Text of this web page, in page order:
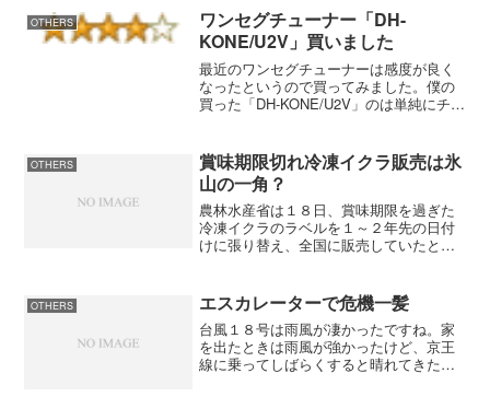
OTHERS
ワンセグチューナー「DH-
KONE/U2V」買いました
最近のワンセグチューナーは感度が良く
なったというので買ってみました。僕の
買った「DH-KONE/U2V」のは単純にチュ
ＧＢのメモリが付いています。使ってみ
て...
OTHERS
賞味期限切れ冷凍イクラ販売は氷
山の一角？
農林水産省は１８日、賞味期限を過ぎた
冷凍イクラのラベルを１～２年先の日付
けに張り替え、全国に販売していたとし
ィア」（同）を厳重注意し、再発防止策
を報告するよう求めた。Y...
OTHERS エスカレーターで危機一髪
台風１８号は雨風が凄かったですね。家
を出たときは雨風が強かったけど、京王
線に乗ってしばらくすると晴れてきた。